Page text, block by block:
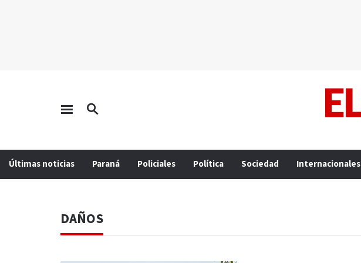
Últimas noticias Paraná Policiales Política Sociedad Internacionales
DAÑOS